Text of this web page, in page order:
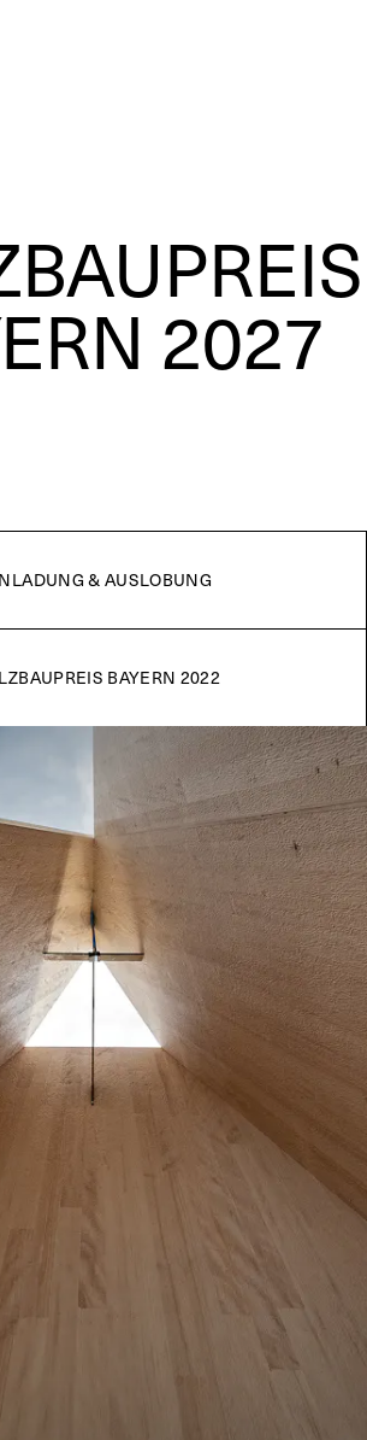
2027
& AUSLOBUNG
BAYERN 2022